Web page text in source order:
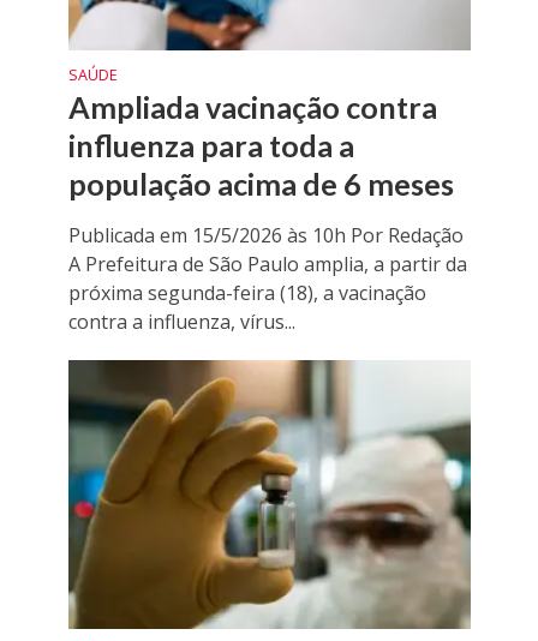
SAÚDE
Ampliada vacinação contra
influenza para toda a
população acima de 6 meses
Publicada em 15/5/2026 às 10h Por Redação
A Prefeitura de São Paulo amplia, a partir da
próxima segunda-feira (18), a vacinação
contra a influenza, vírus...